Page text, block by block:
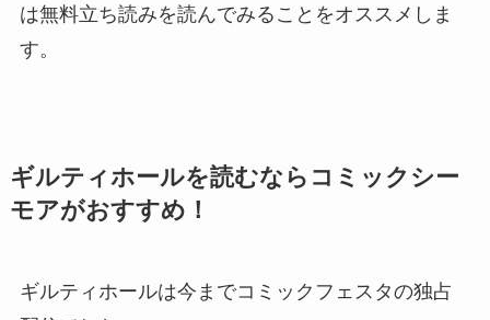
は無料立ち読みを読んでみることをオススメしま
す。
ギルティホールを読むならコミックシー
モアがおすすめ！
ギルティホールは今までコミックフェスタの独占